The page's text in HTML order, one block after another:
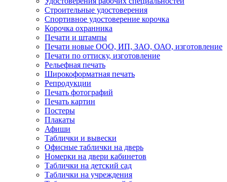
Строительные удостоверения
Спортивное удостоверение корочка
Корочка охранника
Печати и штампы
Печати новые ООО, ИП, ЗАО, ОАО, изготовление
Печати по оттиску, изготовление
Рельефная печать
Широкоформатная печать
Репродукции
Печать фотографий
Печать картин
Постеры
Плакаты
Афиши
Таблички и вывески
Офисные таблички на дверь
Номерки на двери кабинетов
Таблички на детский сад
Таблички на учреждения